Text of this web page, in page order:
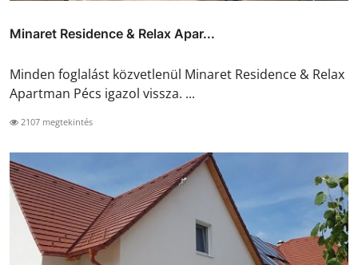
Minaret Residence & Relax Apar...
Minden foglalást közvetlenül Minaret Residence & Relax
Apartman Pécs igazol vissza. ...
2107 megtekintés